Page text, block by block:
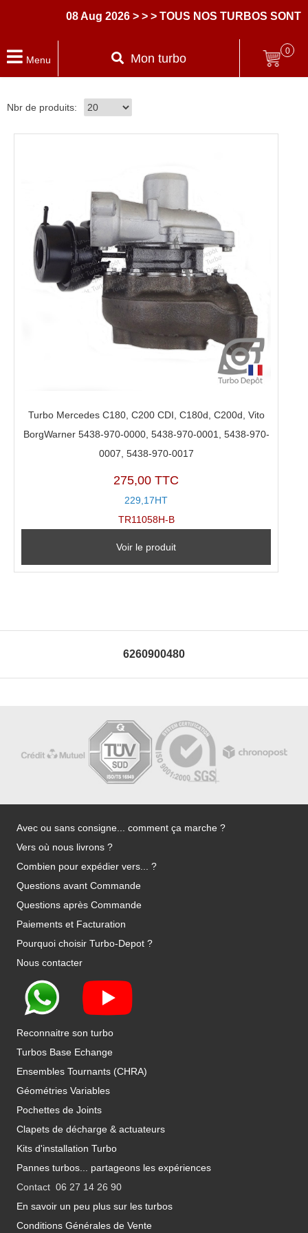
08 Aug 2026 > > > TOUS NOS TURBOS SONT
Menu Mon turbo
0
Nbr de produits:
Turbo Mercedes C180, C200 CDI, C180d, C200d, Vito
BorgWarner 5438-970-0000, 5438-970-0001, 5438-970-
0007, 5438-970-0017
275,00 TTC
229,17HT
TR11058H-B
Voir le produit
6260900480
Avec ou sans consigne... comment ça marche ?
Vers où nous livrons ?
Combien pour expédier vers... ?
Questions avant Commande
Questions après Commande
Paiements et Facturation
Pourquoi choisir Turbo-Depot ?
Nous contacter
Reconnaitre son turbo
Turbos Base Echange
Ensembles Tournants (CHRA)
Géométries Variables
Pochettes de Joints
Clapets de décharge & actuateurs
Kits d'installation Turbo
Pannes turbos... partageons les expériences
Contact 06 27 14 26 90
En savoir un peu plus sur les turbos
Conditions Générales de Vente